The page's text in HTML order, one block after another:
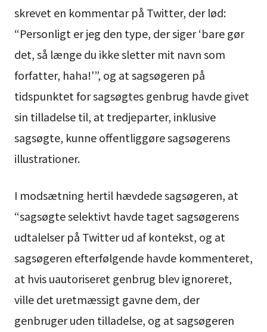
skrevet en kommentar på Twitter, der lød:
“Personligt er jeg den type, der siger ‘bare gør
det, så længe du ikke sletter mit navn som
forfatter, haha!'”, og at sagsøgeren på
tidspunktet for sagsøgtes genbrug havde givet
sin tilladelse til, at tredjeparter, inklusive
sagsøgte, kunne offentliggøre sagsøgerens
illustrationer.
I modsætning hertil hævdede sagsøgeren, at
“sagsøgte selektivt havde taget sagsøgerens
udtalelser på Twitter ud af kontekst, og at
sagsøgeren efterfølgende havde kommenteret,
at hvis uautoriseret genbrug blev ignoreret,
ville det uretmæssigt gavne dem, der
genbruger uden tilladelse, og at sagsøgeren